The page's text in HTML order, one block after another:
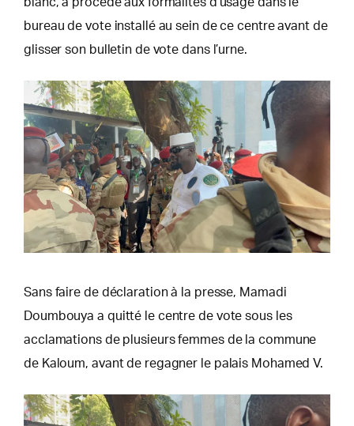
bureau de vote installé au sein de ce centre avant de
glisser son bulletin de vote dans l’urne.
Sans faire de déclaration à la presse, Mamadi
Doumbouya a quitté le centre de vote sous les
acclamations de plusieurs femmes de la commune
de Kaloum, avant de regagner le palais Mohamed V.